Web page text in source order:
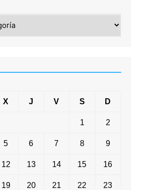
X J V S D
1 2
5 6 7 8 9
12 13 14 15 16
19 20 21 22 23